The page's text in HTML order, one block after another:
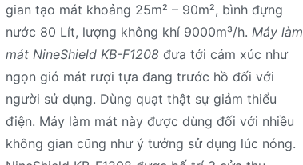
gian tạo mát khoảng 25m² – 90m², bình đựng
nước 80 Lít, lượng không khí 9000m³/h. Máy làm
mát NineShield KB-F1208 đưa tới cảm xúc như
ngọn gió mát rượi tựa đang trước hồ đối với
người sử dụng. Dùng quạt thật sự giảm thiểu
điện. Máy làm mát này được dùng đối với nhiều
không gian cũng như ý tưởng sử dụng lúc nóng.